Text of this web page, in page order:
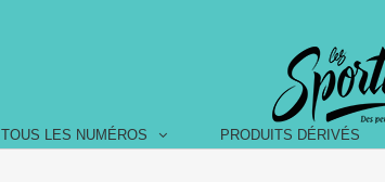
TOUS LES NUMÉROS PRODUITS DÉRIVÉS